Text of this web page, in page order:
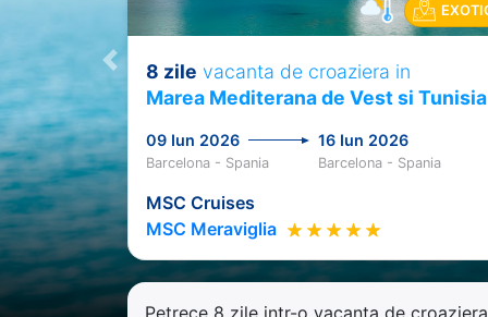
Previous
8 zile vacanta de croaziera in
Marea Mediterana de Vest si Tunisia
09 Iun 2026 16 Iun 2026
Barcelona - Spania Barcelona - Spania
MSC Cruises
MSC Meraviglia
Petrece 8 zile intr-o vacanta de croaziera